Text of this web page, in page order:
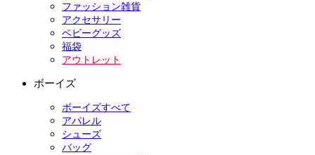
ファッション雑貨
アクセサリー
ベビーグッズ
福袋
アウトレット
ボーイズ
ボーイズすべて
アパレル
シューズ
バッグ